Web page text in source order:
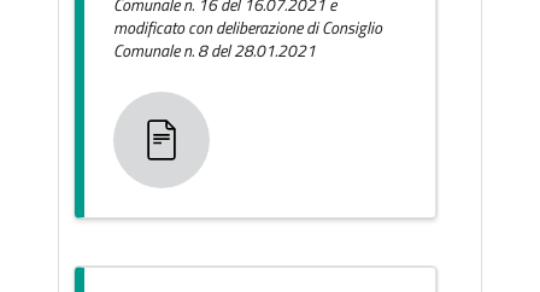
modificato con deliberazione di Consiglio
Comunale n. 8 del 28.01.2021